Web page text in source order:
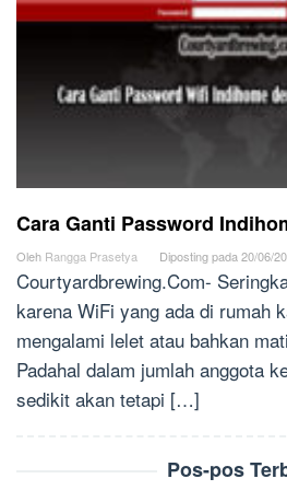
Cara Ganti Password
Oleh Rangga Prasetya Diposting pada 20/06/
Courtyardbrewing.Com-
karena WiFi yang ada di rumah
mengalami lelet atau bahkan
Padahal dalam jumlah anggota
sedikit akan tetapi […]
Pos-pos